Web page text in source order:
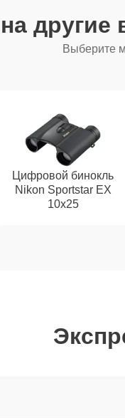
другие
Выберите
Цифровой бинокль
Nikon Sportstar EX
10x25